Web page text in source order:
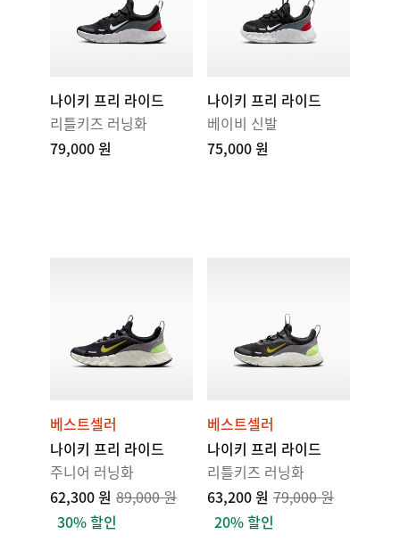
나이키 프리 라이드
리틀키즈 러닝화
79,000 원
나이키 프리 라이드
베이비 신발
75,000 원
베스트셀러
나이키 프리 라이드
주니어 러닝화
62,300 원 89,000 원
30% 할인
베스트셀러
나이키 프리 라이드
리틀키즈 러닝화
63,200 원 79,000 원
20% 할인